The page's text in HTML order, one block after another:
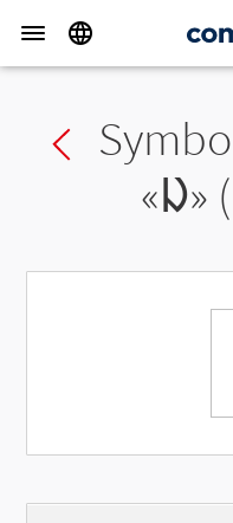
Previous char
«ᱡ»